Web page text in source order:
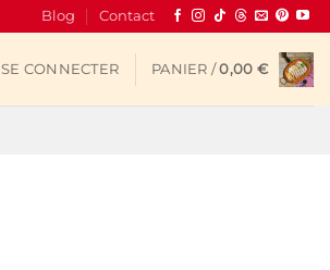
Blog Contact
SE CONNECTER PANIER /0,00 €